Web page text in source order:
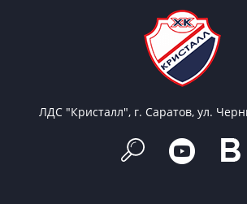
ЛДС "Кристалл", г. Саратов, ул.